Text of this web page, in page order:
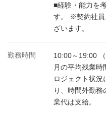
■経験・能力を
す。 ※契約社員
ざいます。
勤務時間
10:00～19:00
月の平均残業
ロジェクト状況
り、時間外勤
業代は支給。